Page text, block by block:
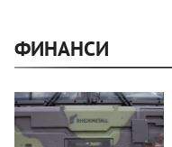
ФИНАНСИ